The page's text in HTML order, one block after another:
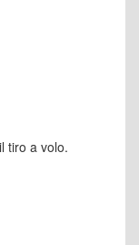
tiro a volo.